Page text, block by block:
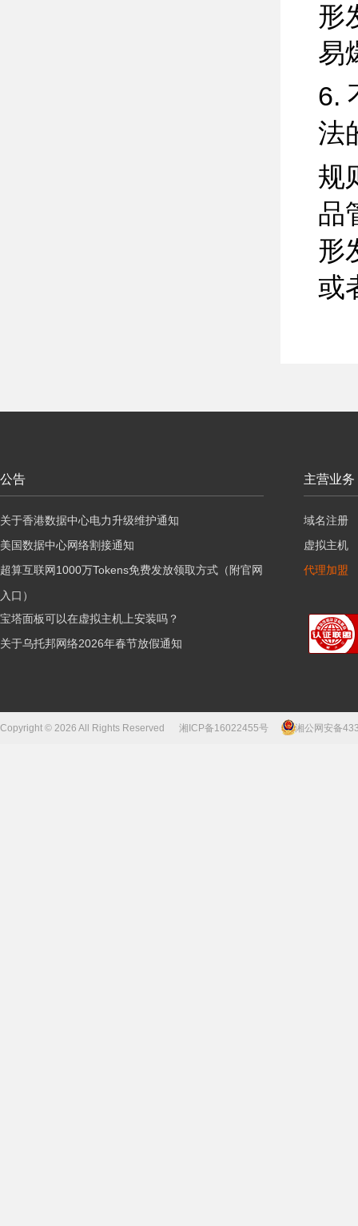
形
易
6.
法
规
品
形
或
公告
关于香港数据中心电力升级维护通知
美国数据中心网络割接通知
超算互联网1000万Tokens免费发放领取方式（附官网
入口）
宝塔面板可以在虚拟主机上安装吗？
关于乌托邦网络2026年春节放假通知
主营业务
域名注册
虚拟主机
代理加盟
Copyright © 2026 All Rights Reserved 湘ICP备16022455号 湘公网安备